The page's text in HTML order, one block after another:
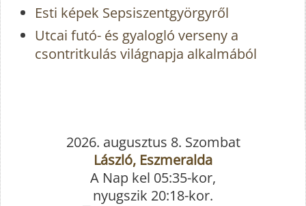
Esti képek Sepsiszentgyörgyről
Utcai futó- és gyalogló verseny a
csontritkulás világnapja alkalmából
2026. augusztus 8. Szombat
László, Eszmeralda
A Nap kel 05:35-kor,
nyugszik 20:18-kor.